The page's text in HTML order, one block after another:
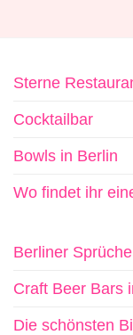
Sterne
Cocktailbar
Bowls in Berlin
Wo findet ihr
Berliner
Craft Beer Bars
Die schönsten